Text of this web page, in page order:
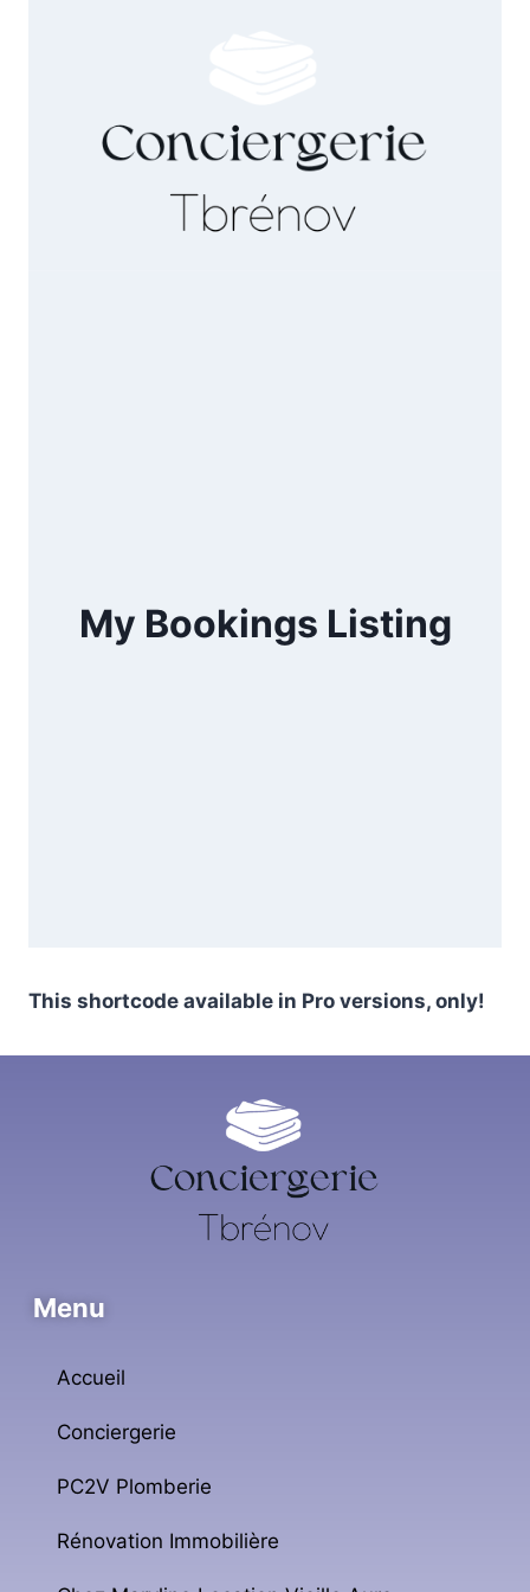
My Bookings Listing
This shortcode available in Pro versions, only!
Menu
Accueil
Conciergerie
PC2V Plomberie
Rénovation Immobilière